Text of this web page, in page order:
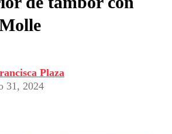
Plaza
31, 2024